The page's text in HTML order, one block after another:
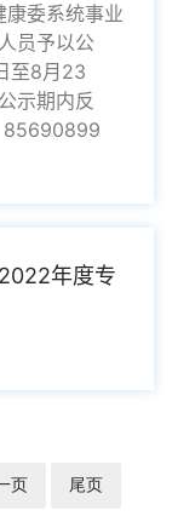
委系统事业
员予以公
至8月23
示期内反
年度专
页 尾页